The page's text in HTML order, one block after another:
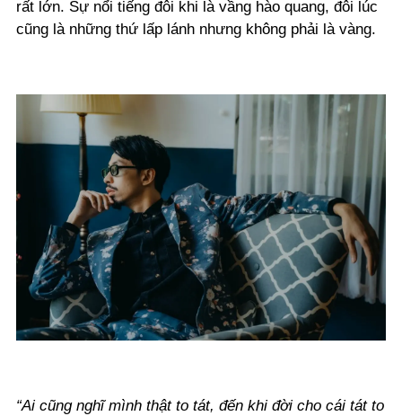
rất lớn. Sự nổi tiếng đôi khi là vầng hào quang, đôi lúc
cũng là những thứ lấp lánh nhưng không phải là vàng.
“Ai cũng nghĩ mình thật to tát, đến khi đời cho cái tát to